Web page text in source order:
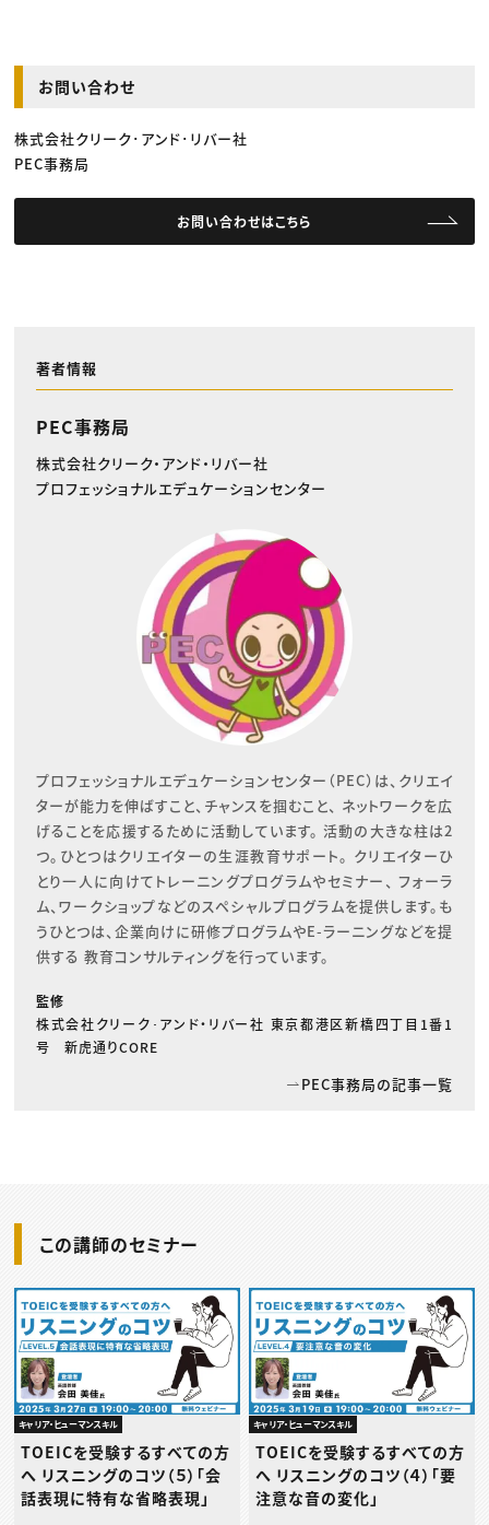
お問い合わせ
株式会社クリーク･アンド･リバー社
PEC事務局
お問い合わせはこちら
著者情報
PEC事務局
株式会社クリーク・アンド・リバー社
プロフェッショナルエデュケーションセンター
プロフェッショナルエデュケーションセンター（PEC）は、クリエイ
ターが能力を伸ばすこと、チャンスを掴むこと、 ネットワークを広
げることを応援するために活動しています。 活動の大きな柱は2
つ。ひとつはクリエイターの生涯教育サポート。 クリエイターひ
とり一人に向けてトレーニングプログラムやセミナー、 フォーラ
ム、ワークショップなどのスペシャルプログラムを提供します。も
うひとつは、企業向けに研修プログラムやE-ラーニングなどを提
供する 教育コンサルティングを行っています。
監修
株式会社クリーク･アンド・リバー社 東京都港区新橋四丁目1番1
号 新虎通りCORE
PEC事務局の記事一覧
この講師のセミナー
キャリア・ヒューマンスキル
TOEICを受験するすべての方
へ リスニングのコツ（５）「会
話表現に特有な省略表現」
キャリア・ヒューマンスキル
TOEICを受験するすべての方
へ リスニングのコツ（４）「要
注意な音の変化」